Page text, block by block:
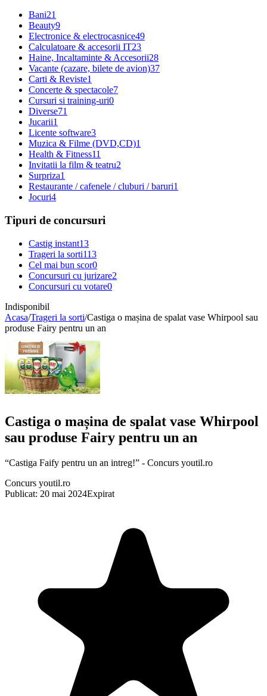
Bani21
Beauty9
Electronice & electrocasnice49
Calculatoare & accesorii IT23
Haine, Incaltaminte & Accesorii28
Vacante (cazare, bilete de avion)37
Carti & Reviste1
Concerte & spectacole7
Cursuri si training-uri0
Diverse71
Jucarii1
Licente software3
Muzica & Filme (DVD,CD)1
Health & Fitness11
Invitatii la film & teatru2
Surpriza1
Restaurante / cafenele / cluburi / baruri1
Jocuri4
Tipuri de concursuri
Castig instant13
Trageri la sorti113
Cel mai bun scor0
Concursuri cu jurizare2
Concursuri cu votare0
Indisponibil
Acasa/Trageri la sorti/Castiga o mașina de spalat vase Whirpool sau
produse Fairy pentru un an
Castiga o mașina de spalat vase Whirpool
sau produse Fairy pentru un an
“Castiga Faify pentru un an intreg!” - Concurs youtil.ro
Concurs youtil.ro
Publicat: 20 mai 2024Expirat